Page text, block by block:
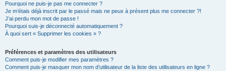
Pourquoi ne puis-je pas me connecter ?
Je m’étais déjà inscrit par le passé mais ne peux à présent plus me connecter ?!
J’ai perdu mon mot de passe !
Pourquoi suis-je déconnecté automatiquement ?
À quoi sert « Supprimer les cookies » ?
Préférences et paramètres des utilisateurs
Comment puis-je modifier mes paramètres ?
Comment puis-je masquer mon nom d’utilisateur de la liste des utilisateurs en ligne ?